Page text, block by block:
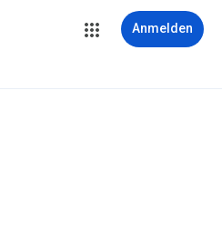
Anmelden